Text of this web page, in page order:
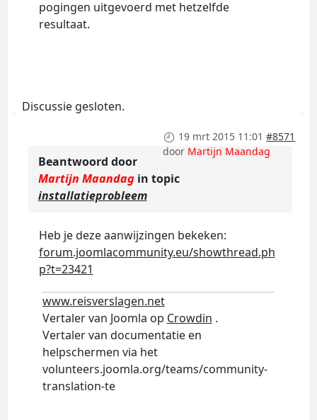
pogingen uitgevoerd met hetzelfde
resultaat.
Discussie gesloten.
19 mrt 2015 11:01 #8571
door Martijn Maandag
Beantwoord door
Martijn Maandagin topic
installatieprobleem
Heb je deze aanwijzingen bekeken:
forum.joomlacommunity.eu/showthread.ph
p?t=23421
www.reisverslagen.net
Vertaler van Joomla op Crowdin .
Vertaler van documentatie en
helpschermen via het
volunteers.joomla.org/teams/community-
translation-te